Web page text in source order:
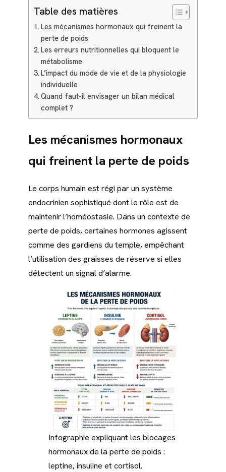
Table des matières
Les mécanismes hormonaux qui freinent la
perte de poids
Les erreurs nutritionnelles qui bloquent le
métabolisme
L’impact du mode de vie et de la physiologie
individuelle
Quand faut-il envisager un bilan médical
complet ?
Les mécanismes hormonaux
qui freinent la perte de poids
Le corps humain est régi par un système
endocrinien sophistiqué dont le rôle est de
maintenir l’homéostasie. Dans un contexte de
perte de poids, certaines hormones agissent
comme des gardiens du temple, empêchant
l’utilisation des graisses de réserve si elles
détectent un signal d’alarme.
Infographie expliquant les blocages
hormonaux de la perte de poids :
leptine, insuline et cortisol.